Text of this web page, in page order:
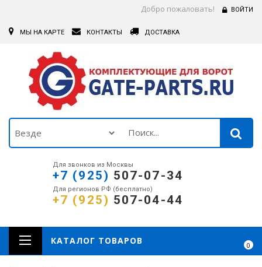
Добро пожаловать! ВОЙТИ
МЫ НА КАРТЕ КОНТАКТЫ ДОСТАВКА
Для звонков из Москвы
+7 (925) 507-07-34
Для регионов РФ (бесплатно)
+7 (925) 507-04-44
0
КАТАЛОГ ТОВАРОВ